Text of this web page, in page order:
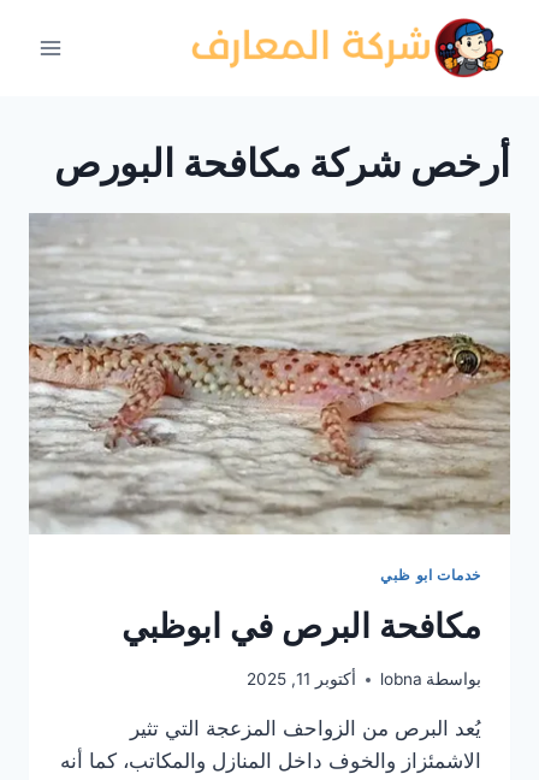
المحتوى
أرخص شركة مكافحة البورص
خدمات ابو ظبي
مكافحة البرص في ابوظبي
بواسطة lobna أكتوبر 11, 2025
يُعد البرص من الزواحف المزعجة التي تثير
الاشمئزاز والخوف داخل المنازل والمكاتب، كما أنه